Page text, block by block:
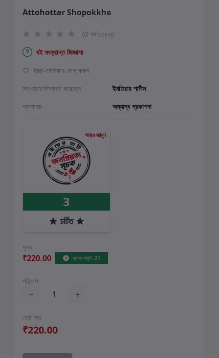
Attohottar Shopokkhe
(0 পর্যালোচনা)
বই সংক্রান্ত জিজ্ঞাসা
ইচ্ছা-তালিকায় যোগ করুন
লিখেছেন/সম্পাদনা করেছেন
ইমতিয়ার শামীম
প্রকাশক
অন্যান্য প্রকাশনা
আরও জানুন
3
চর্চিত
মূল্য
₹220.00 ক্লাব পয়েন্ট: 25
পরিমাণ
মোট দাম
₹220.00